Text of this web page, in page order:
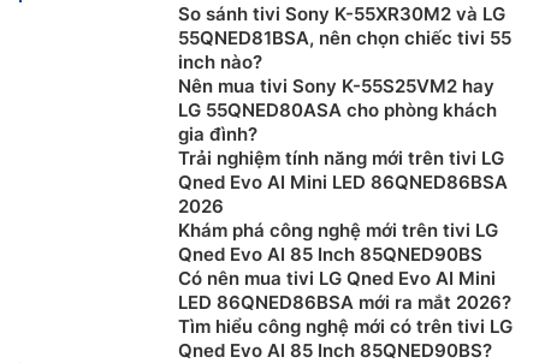
cục bộ mang từng điểm ảnh bước vào kỷ nguyên sắc
nét hoàn mỹ mang đến sự bứt phá hoàn toàn mới.
Bộ xử lý Alpha 8 AI 4K:Smarttivi LG 65QNED86TSA
được trang bị bộ xử lý Alpha 8 AI 4K tận dụng sức
mạnh của AI để xuất được hình ảnh ở độ phân giải 4K.
Không những vậy, hình ảnh ở độ phân giải thấp hơn
cũng có thể được nâng lên 4K nhờ công nghệ AI Super
So sánh tivi Sony K-55XR30M2 và LG
55QNED81BSA, nên chọn chiếc tivi 55
inch nào?
Nên mua tivi Sony K-55S25VM2 hay
LG 55QNED80ASA cho phòng khách
gia đình?
Trải nghiệm tính năng mới trên tivi LG
Qned Evo AI Mini LED 86QNED86BSA
2026
Khám phá công nghệ mới trên tivi LG
Qned Evo AI 85 Inch 85QNED90BS
Có nên mua tivi LG Qned Evo AI Mini
LED 86QNED86BSA mới ra mắt 2026?
Tìm hiểu công nghệ mới có trên tivi LG
Qned Evo AI 85 Inch 85QNED90BS?